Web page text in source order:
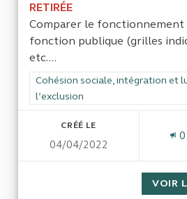
RETIRÉE
Comparer le fonctionnement
fonction publique (grilles
etc....
Filtrer les résultats de la
Cohésion sociale, intégration et
l’exclusion
CRÉÉ LE
04/04/2022
0
VOIR